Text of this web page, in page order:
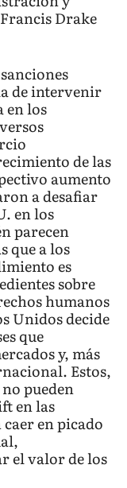
Drake
de intervenir
en los
de las
aumento
a desafiar
en los
parecen
que a los
es
sobre
humanos
Unidos decide
que
y, más
Estos,
pueden
en las
en picado
el valor de los